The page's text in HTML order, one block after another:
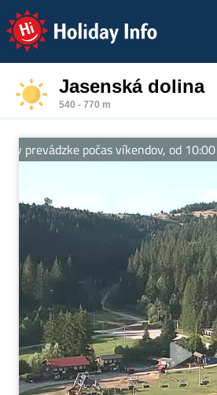
Holiday Info
Jasenská dolina
540 - 770 m
prevádzke počas víkendov, od 10:00